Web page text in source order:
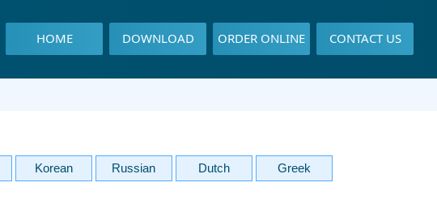
HOME DOWNLOAD ORDER ONLINE CONTACT US
Korean Russian Dutch Greek